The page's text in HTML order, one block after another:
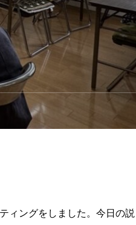
ィングをしました。今日の説